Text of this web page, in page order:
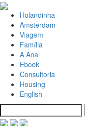
Holandinha
Amsterdam
Viagem
Família
A Ana
Ebook
Consultoria
Housing
English